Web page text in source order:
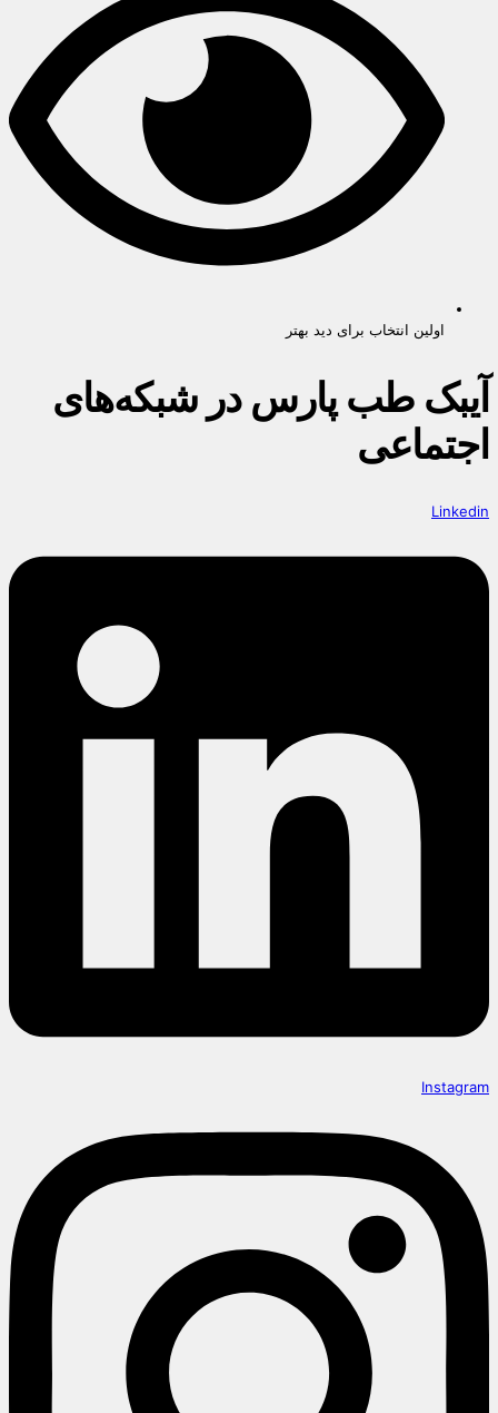
اولین انتخاب برای دید بهتر
آیبک طب پارس در شبکه‌های
اجتماعی
Linkedin
Instagram